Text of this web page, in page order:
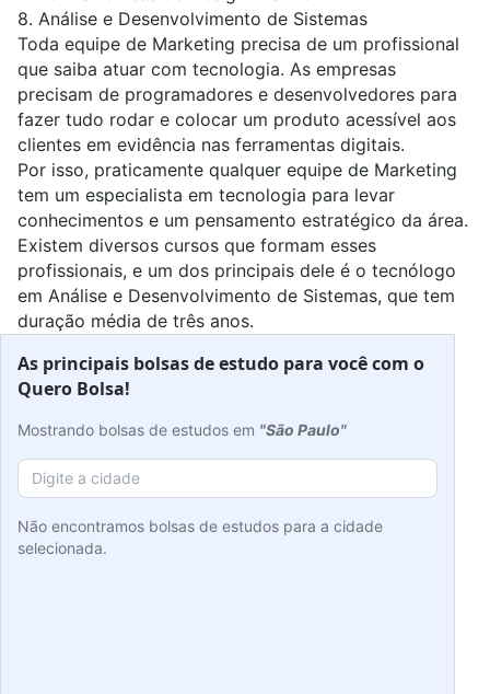
8. Análise e Desenvolvimento de Sistemas
Toda equipe de Marketing precisa de um profissional
que saiba atuar com tecnologia. As empresas
precisam de programadores e desenvolvedores para
fazer tudo rodar e colocar um produto acessível aos
clientes em evidência nas ferramentas digitais.
Por isso, praticamente qualquer equipe de Marketing
tem um especialista em tecnologia para levar
conhecimentos e um pensamento estratégico da área.
Existem diversos cursos que formam esses
profissionais, e um dos principais dele é o tecnólogo
em Análise e Desenvolvimento de Sistemas, que tem
duração média de três anos.
As principais bolsas de estudo para você com o
Quero Bolsa!
Mostrando bolsas de estudos em "São Paulo"
Não encontramos bolsas de estudos para a cidade
selecionada.